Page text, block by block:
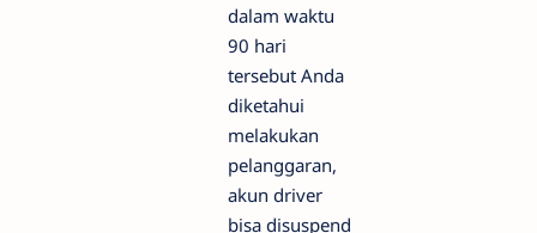
dalam waktu
90 hari
tersebut Anda
diketahui
melakukan
pelanggaran,
akun driver
bisa disuspend